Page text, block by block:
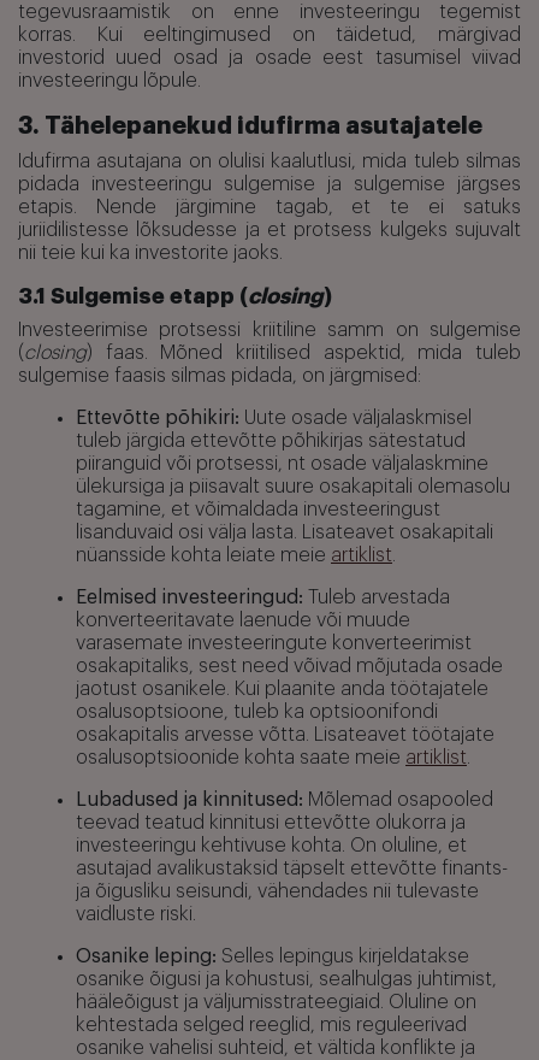
tegevusraamistik on enne investeeringu tegemist
korras. Kui eeltingimused on täidetud, märgivad
investorid uued osad ja osade eest tasumisel viivad
investeeringu lõpule.
3. Tähelepanekud idufirma asutajatele
Idufirma asutajana on olulisi kaalutlusi, mida tuleb silmas
pidada investeeringu sulgemise ja sulgemise järgses
etapis. Nende järgimine tagab, et te ei satuks
juriidilistesse lõksudesse ja et protsess kulgeks sujuvalt
nii teie kui ka investorite jaoks.
3.1 Sulgemise etapp (closing)
Investeerimise protsessi kriitiline samm on sulgemise
(closing) faas. Mõned kriitilised aspektid, mida tuleb
sulgemise faasis silmas pidada, on järgmised:
Ettevõtte põhikiri: Uute osade väljalaskmisel
tuleb järgida ettevõtte põhikirjas sätestatud
piiranguid või protsessi, nt osade väljalaskmine
ülekursiga ja piisavalt suure osakapitali olemasolu
tagamine, et võimaldada investeeringust
lisanduvaid osi välja lasta. Lisateavet osakapitali
nüansside kohta leiate meie artiklist
Eelmised investeeringud: Tuleb arvestada
konverteeritavate laenude või muude
varasemate investeeringute konverteerimist
osakapitaliks, sest need võivad mõjutada osade
jaotust osanikele. Kui plaanite anda töötajatele
osalusoptsioone, tuleb ka optsioonifondi
osakapitalis arvesse võtta. Lisateavet töötajate
osalusoptsioonide kohta saate meie artiklist
Lubadused ja kinnitused: Mõlemad osapooled
teevad teatud kinnitusi ettevõtte olukorra ja
investeeringu kehtivuse kohta. On oluline, et
asutajad avalikustaksid täpselt ettevõtte finants-
ja õigusliku seisundi, vähendades nii tulevaste
vaidluste riski.
Osanike leping: Selles lepingus kirjeldatakse
osanike õigusi ja kohustusi, sealhulgas juhtimist,
hääleõigust ja väljumisstrateegiaid. Oluline on
kehtestada selged reeglid, mis reguleerivad
osanike vahelisi suhteid, et vältida konflikte ja